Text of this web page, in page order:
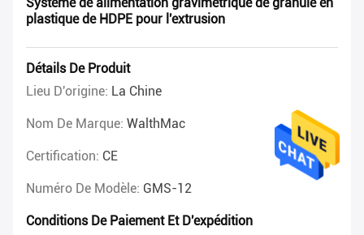
Système de alimentation gravimétrique de granule en
plastique de HDPE pour l'extrusion
Détails De Produit
Lieu D'origine: La Chine
Nom De Marque: WalthMac
Certification: CE
Numéro De Modèle: GMS-12
Conditions De Paiement Et D'expédition